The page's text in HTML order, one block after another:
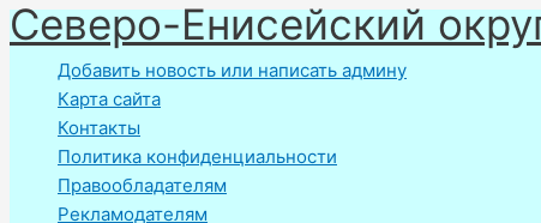
Перейти
к
содержимому
Северо-Енисейский
Добавить новость или написать админу
Карта сайта
Контакты
Политика конфиденциальности
Правообладателям
Рекламодателям